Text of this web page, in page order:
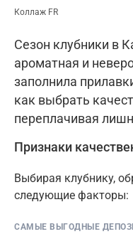
Коллаж FR
Сезон клубники в
ароматная и
заполнила
как выбрать
переплачивая
Признаки
Выбирая клубнику,
следующие факторы:
САМЫЕ ВЫГОДНЫЕ